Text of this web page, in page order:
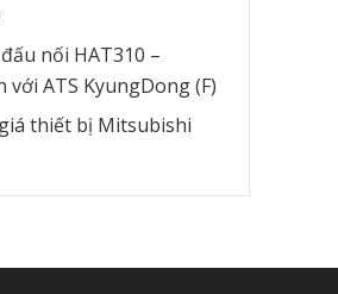
nối HAT310 –
với ATS KyungDong (F)
thiết bị Mitsubishi